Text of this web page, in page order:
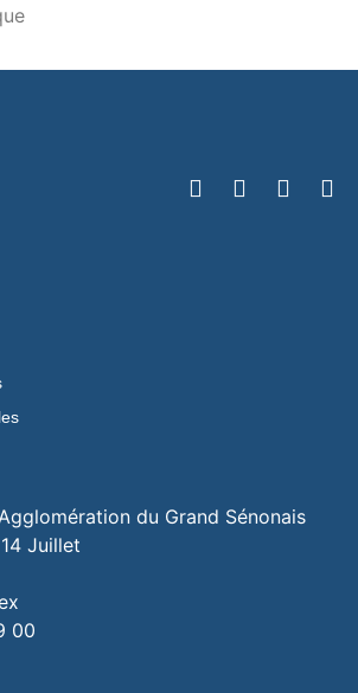
du Grand Sénonais
Juillet
00